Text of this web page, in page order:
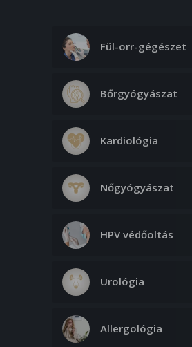
- Frontális régió - homlok
45. 000 Ft
- Áll régió
45. 000 Ft
- Áll + nyak régió
70. 000 Ft
55. 000 Ft
- Kezek
50. 000 Ft
- Mellkas
75. 000 Ft
80. 000 Ft
Fül-orr-gégészet
Bőrgyógyászat
Kardiológia
Nőgyógyászat
HPV védőoltás
Urológia
Allergológia